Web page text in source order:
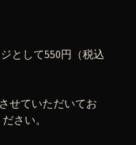
として550円（税込
せていただいてお
さい。